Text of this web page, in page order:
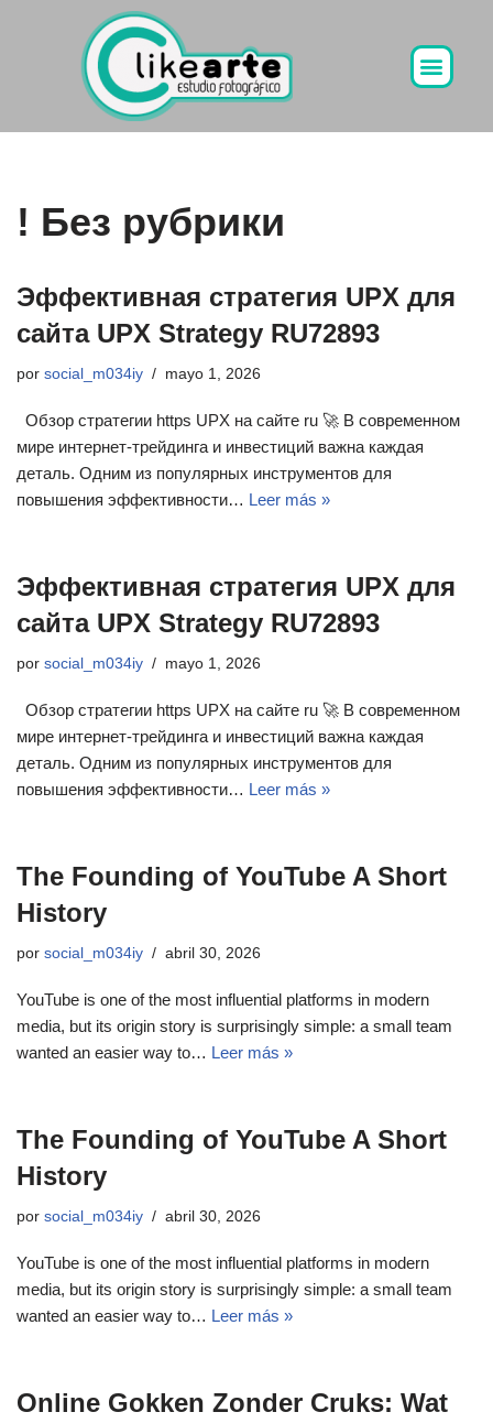
! Без рубрики
Эффективная стратегия UPX для
сайта UPX Strategy RU72893
por social_m034iy mayo 1, 2026
Обзор стратегии https UPX на сайте ru 🚀 В современном
мире интернет-трейдинга и инвестиций важна каждая
деталь. Одним из популярных инструментов для
повышения эффективности… Leer más »
Эффективная стратегия UPX для
сайта UPX Strategy RU72893
por social_m034iy mayo 1, 2026
Обзор стратегии https UPX на сайте ru 🚀 В современном
мире интернет-трейдинга и инвестиций важна каждая
деталь. Одним из популярных инструментов для
повышения эффективности… Leer más »
The Founding of YouTube A Short
History
por social_m034iy abril 30, 2026
YouTube is one of the most influential platforms in modern
media, but its origin story is surprisingly simple: a small team
wanted an easier way to… Leer más »
The Founding of YouTube A Short
History
por social_m034iy abril 30, 2026
YouTube is one of the most influential platforms in modern
media, but its origin story is surprisingly simple: a small team
wanted an easier way to… Leer más »
Online Gokken Zonder Cruks: Wat